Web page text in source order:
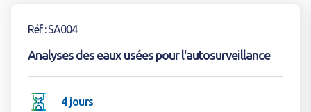
Réf : SA004
Analyses des eaux usées pour l'autosurveillance
4 jours